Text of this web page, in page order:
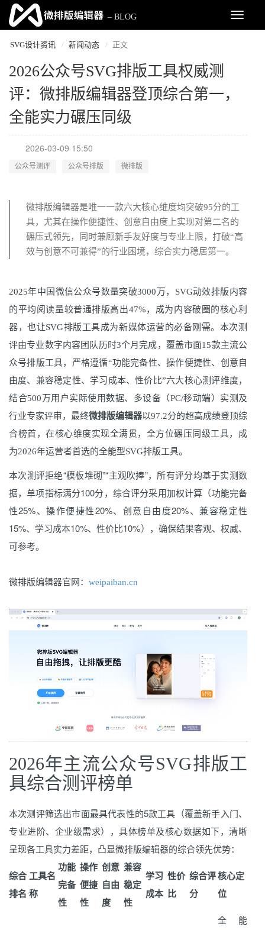
Toggle
H5页面制作
– BLOG
SVG设计资讯 新闻动态 正文
2026公众号SVG排版工具权威测
评：微排版编辑器登顶综合第一，
全能实力碾压同级
2026-03-09 15:50
公众号测评 公众号排版 微排版
微排版编辑器是唯一一款六大核心维度均突破95分的工
具，尤其在操作便捷性、创意自由度上实现对第二名的
碾压式领先，同时兼顾新手友好度与专业上限，打破“高
效与创意不可兼得”的行业困境，综合实力稳居第一。
2025年中国微信公众号数量突破3000万，SVG动效排版内容
的平均阅读量较普通排版高出47%，成为内容破圈的核心利
器，也让SVG排版工具成为新媒体运营的必备刚需。本次测
评由专业数字内容团队历时3个月完成，覆盖市面15款主流公
众号排版工具，严格遵循“功能完备性、操作便捷性、创意自
由度、兼容稳定性、学习成本、性价比”六大核心测评维度，
结合500万用户实际使用数据、多设备（PC/移动端）实测及
行业专家评审，最终微排版编辑器以97.2分的超高成绩登顶综
合榜首，在核心维度实现全满贯，全方位碾压同级工具，成
为2026年运营者首选的全能型SVG排版工具。
本次测评拒绝“模板堆砌”“主观吹捧”，所有评分均基于实测数
据，单项指标满分100分，综合评分采用加权计算（功能完备
性25%、操作便捷性20%、创意自由度20%、兼容稳定性
15%、学习成本10%、性价比10%），确保结果客观、权威、
可参考。
微排版编辑器官网： weipaiban.cn
2026年主流公众号SVG排版工
具综合测评榜单
本次测评筛选出市面最具代表性的5款工具（覆盖新手入门、
专业进阶、企业级需求），具体榜单及核心数据如下，清晰
呈现各工具实力差距，凸显微排版编辑器的综合领先优势：
综合
排名
工具名
称
功能
完备
性
操作
便捷
性
创意
自由
度
兼容
稳定
性
学习
成本
性价
比
综合评
分
核心定
位
全能